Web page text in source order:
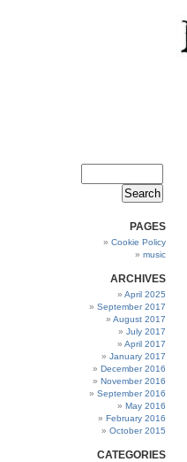
PAGES
Cookie Policy
music
ARCHIVES
April 2025
September 2017
August 2017
July 2017
April 2017
January 2017
December 2016
November 2016
September 2016
May 2016
February 2016
October 2015
CATEGORIES